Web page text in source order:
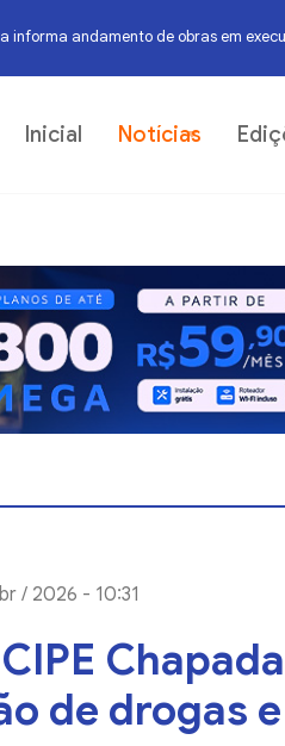
andamento de obras em
Inicial Notícias
/ 2026 - 10:31
de drogas